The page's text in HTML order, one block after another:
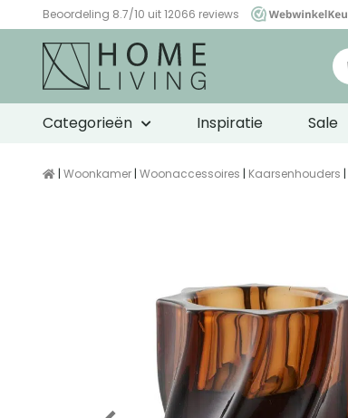
Beoordeling 8.7/10 uit 12066 reviews
WebwinkelKeur
Categorieën Inspiratie Sale
| Woonkamer | Woonaccessoires | Kaarsenhouders |